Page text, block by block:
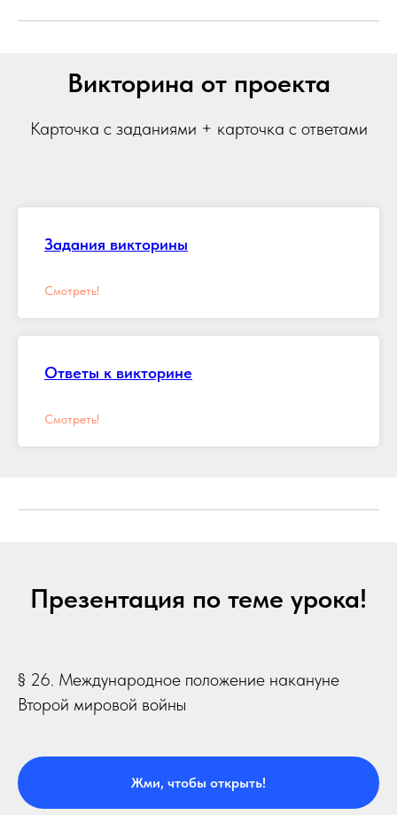
Викторина от проекта
Карточка с заданиями + карточка с ответами
Задания викторины
Смотреть!
Ответы к викторине
Смотреть!
Презентация по теме урока!
§ 26. Международное положение накануне
Второй мировой войны
Жми, чтобы открыть!